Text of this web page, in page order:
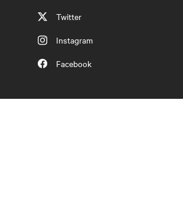
Twitter
Instagram
Facebook